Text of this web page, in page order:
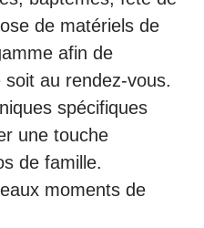
de matériels de
afin de
soit au rendez-vous.
spécifiques
une touche
de famille.
moments de